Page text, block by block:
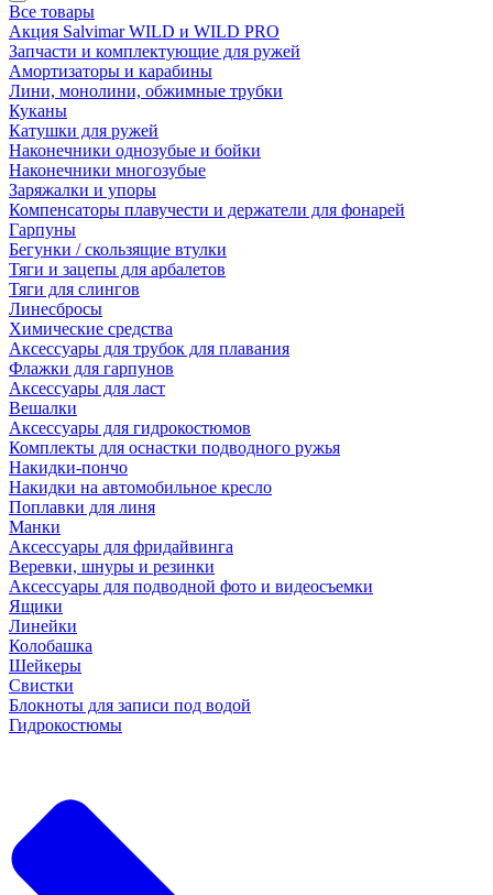
Все товары
Акция Salvimar WILD и WILD PRO
Запчасти и комплектующие для ружей
Амортизаторы и карабины
Лини, монолини, обжимные трубки
Куканы
Катушки для ружей
Наконечники однозубые и бойки
Наконечники многозубые
Заряжалки и упоры
Компенсаторы плавучести и держатели для фонарей
Гарпуны
Бегунки / скользящие втулки
Тяги и зацепы для арбалетов
Тяги для слингов
Линесбросы
Химические средства
Аксессуары для трубок для плавания
Флажки для гарпунов
Аксессуары для ласт
Вешалки
Аксессуары для гидрокостюмов
Комплекты для оснастки подводного ружья
Накидки-пончо
Накидки на автомобильное кресло
Поплавки для линя
Манки
Аксессуары для фридайвинга
Веревки, шнуры и резинки
Аксессуары для подводной фото и видеосъемки
Ящики
Линейки
Колобашка
Шейкеры
Свистки
Блокноты для записи под водой
Гидрокостюмы